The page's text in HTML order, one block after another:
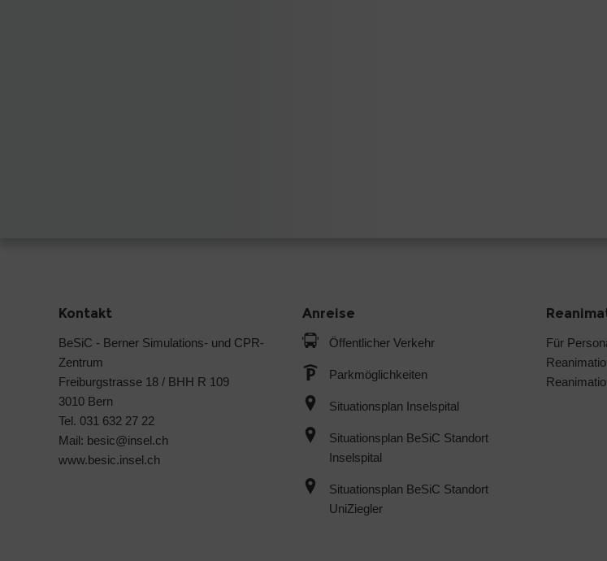
Kontakt
BeSiC - Berner Simulations- und CPR-
Zentrum
Freiburgstrasse 18 / BHH R 109
3010 Bern
Tel. 031 632 27 22
Mail: besic@insel.ch
www.besic.insel.ch
Anreise
Öffentlicher Verkehr
Parkmöglichkeiten
Situationsplan Inselspital
Situationsplan BeSiC Standort
Inselspital
Situationsplan BeSiC Standort
UniZiegler
Für